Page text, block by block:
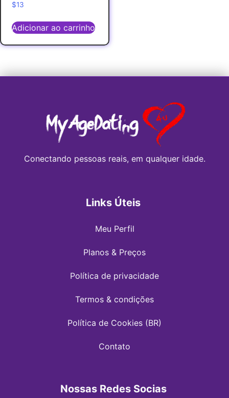
$13
Adicionar ao carrinho
Conectando pessoas reais, em qualquer idade.
Links Úteis
Meu Perfil
Planos & Preços
Política de privacidade
Termos & condições
Política de Cookies (BR)
Contato
Nossas Redes Socias